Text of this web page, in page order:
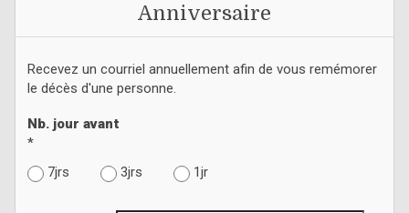
Anniversaire
Recevez un courriel annuellement afin de vous remémorer
le décès d'une personne.
Nb. jour avant
*
7jrs
3jrs 1jr